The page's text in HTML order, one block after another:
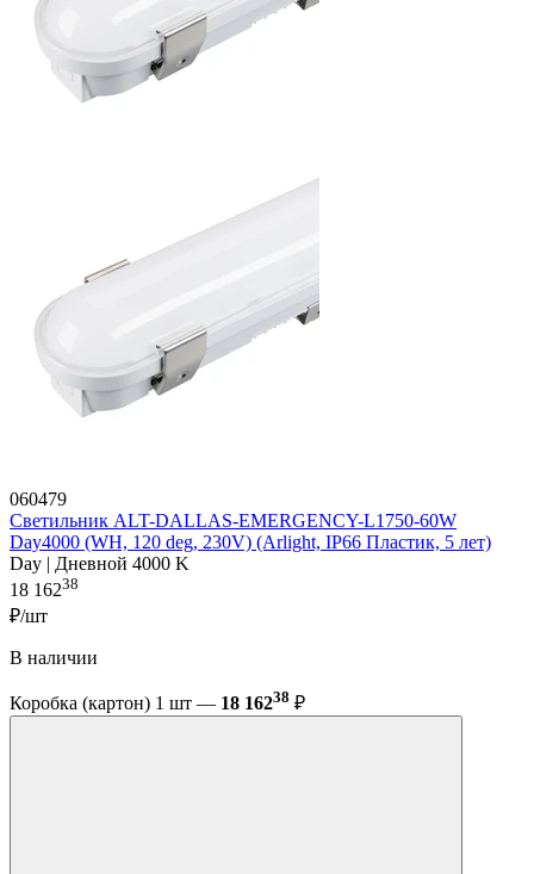
060479
Светильник ALT-DALLAS-EMERGENCY-L1750-60W
Day4000 (WH, 120 deg, 230V) (Arlight, IP66 Пластик, 5 лет)
Day | Дневной 4000 K
18 16238
₽/шт
В наличии
Коробка (картон) 1 шт — 18 16238 ₽